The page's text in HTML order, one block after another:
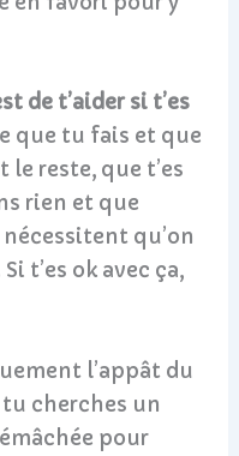
de t’aider si t’es
que tu fais et que
reste, que t’es
rien et que
qu’on
t’es ok avec ça,
l’appât du
cherches un
pour